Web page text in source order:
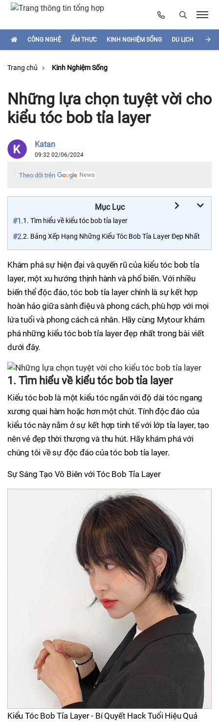
CÔNG NGHỆ ẨM THỰC KINH NGHIỆM SỐNG DU LỊCH
Trang chủ Kinh Nghiệm Sống
Những lựa chọn tuyệt vời cho
kiểu tóc bob tỉa layer
Katan
09:32 02/06/2024
Theo dõi trên
Mục Lục
#1.1. Tìm hiểu về kiểu tóc bob tỉa layer
#2.2. Bảng Xếp Hạng Những Kiểu Tóc Bob Tỉa Layer Đẹp Nhất
Khám phá sự hiện đại và quyến rũ của kiểu tóc bob tỉa
layer, một xu hướng thịnh hành và phổ biến. Với nhiều
biến thể độc đáo, tóc bob tỉa layer chính là sự kết hợp
hoàn hảo giữa sành điệu và phong cách, phù hợp với mọi
lứa tuổi và phong cách cá nhân. Hãy cùng Mytour khám
phá những kiểu tóc bob tỉa layer đẹp nhất trong bài viết
dưới đây.
1. Tìm hiểu về kiểu tóc bob tỉa layer
Kiểu tóc bob là một kiểu tóc ngắn với độ dài tóc ngang
xương quai hàm hoặc hơn một chút. Tính độc đáo của
kiểu tóc này nằm ở sự kết hợp tinh tế với lớp tỉa layer, tạo
nên vẻ đẹp thời thượng và thu hút. Hãy khám phá với
chúng tôi về sự độc đáo của tóc bob tỉa layer.
Sự Sáng Tạo Vô Biên với Tóc Bob Tỉa Layer
Kiểu Tóc Bob Tỉa Layer - Bí Quyết Hack Tuổi Hiệu Quả